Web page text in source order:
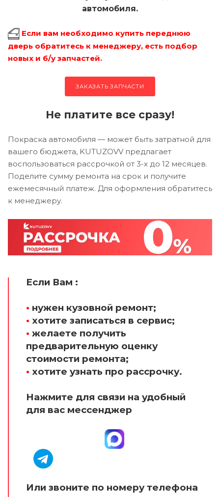
автомобиля.
Если вам необходимо купить переднюю
дверь обратитесь к менеджеру, есть подбор
новых и б/у запчастей.
ЗАКАЗАТЬ ЗАПЧАСТИ
Не платите все сразу!
Покраска автомобиля — может быть затратной для
вашего бюджета, KUTUZOVV предлагает
воспользоваться рассрочкой от 3-х до 12 месяцев.
Поделите сумму ремонта на срок и получите
ежемесячный платеж. Для оформления обратитесь
к менеджеру.
Если Вам :
• нужен кузовной ремонт;
• хотите записаться в сервис;
• желаете получить
предварительную оценку
стоимости ремонта;
• хотите узнать про рассрочку.
Нажмите для связи на удобный
для вас мессенджер
Или звоните по номеру телефона